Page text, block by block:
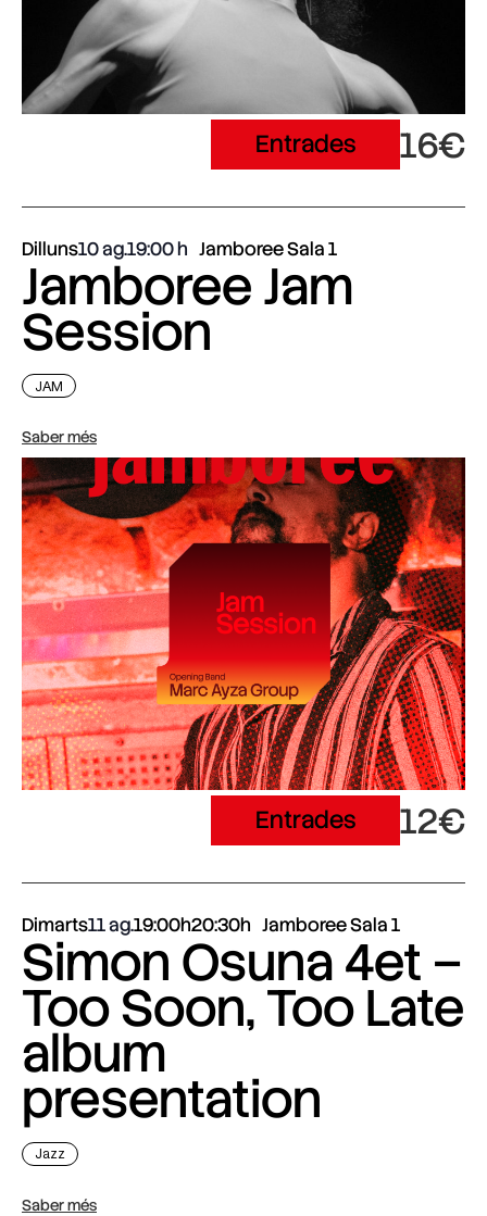
Entrades 16€
Dilluns10 ag.19:00 Jamboree Sala 1
Jamboree Jam
Session
JAM
Saber més
Entrades 12€
Dimarts11 ag.19:00h20:30h Jamboree Sala 1
Simon Osuna 4et –
Too Soon, Too Late
album
presentation
Jazz
Saber més